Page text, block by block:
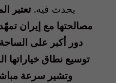
يحدث فيه. تعتبر
مصالحتها مع إيران
دور أكبر على الساحة
توسيع نطاق خياراتها
وتشير سرعة